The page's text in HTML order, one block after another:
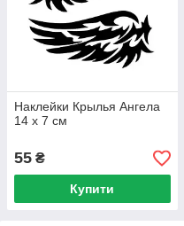
Наклейки Крылья Ангела
14 х 7 см
55 ₴
Купити